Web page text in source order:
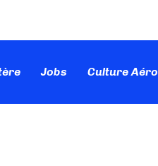
Jobs Culture Aéro